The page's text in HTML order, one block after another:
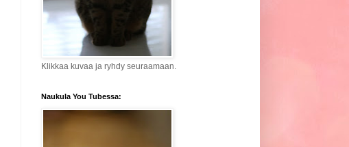
Klikkaa kuvaa ja ryhdy seuraamaan.
Naukula You Tubessa: